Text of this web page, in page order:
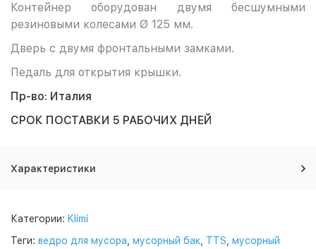
Контейнер оборудован двумя бесшумными
резиновыми колесами Ø 125 мм.
Дверь с двумя фронтальными замками.
Педаль для открытия крышки.
Пр-во: Италия
СРОК ПОСТАВКИ 5 РАБОЧИХ ДНЕЙ
Характеристики
Категории: Klimi
Теги: ведро для мусора мусорный бак TTS мусорный